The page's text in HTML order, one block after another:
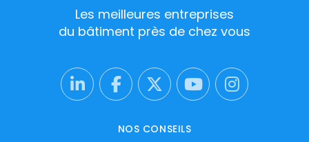
Les meilleures entreprises
du bâtiment près de chez vous
NOS CONSEILS